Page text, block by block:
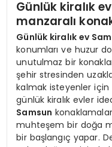
Günlük kiralık
manzaralı
Günlük kiralık ev
konumları ve huzur
unutulmaz bir
şehir stresinden
kalmak isteyenler için
günlük kiralık evler
Samsun
muhteşem bir doğa
bir başlangıç yapar.